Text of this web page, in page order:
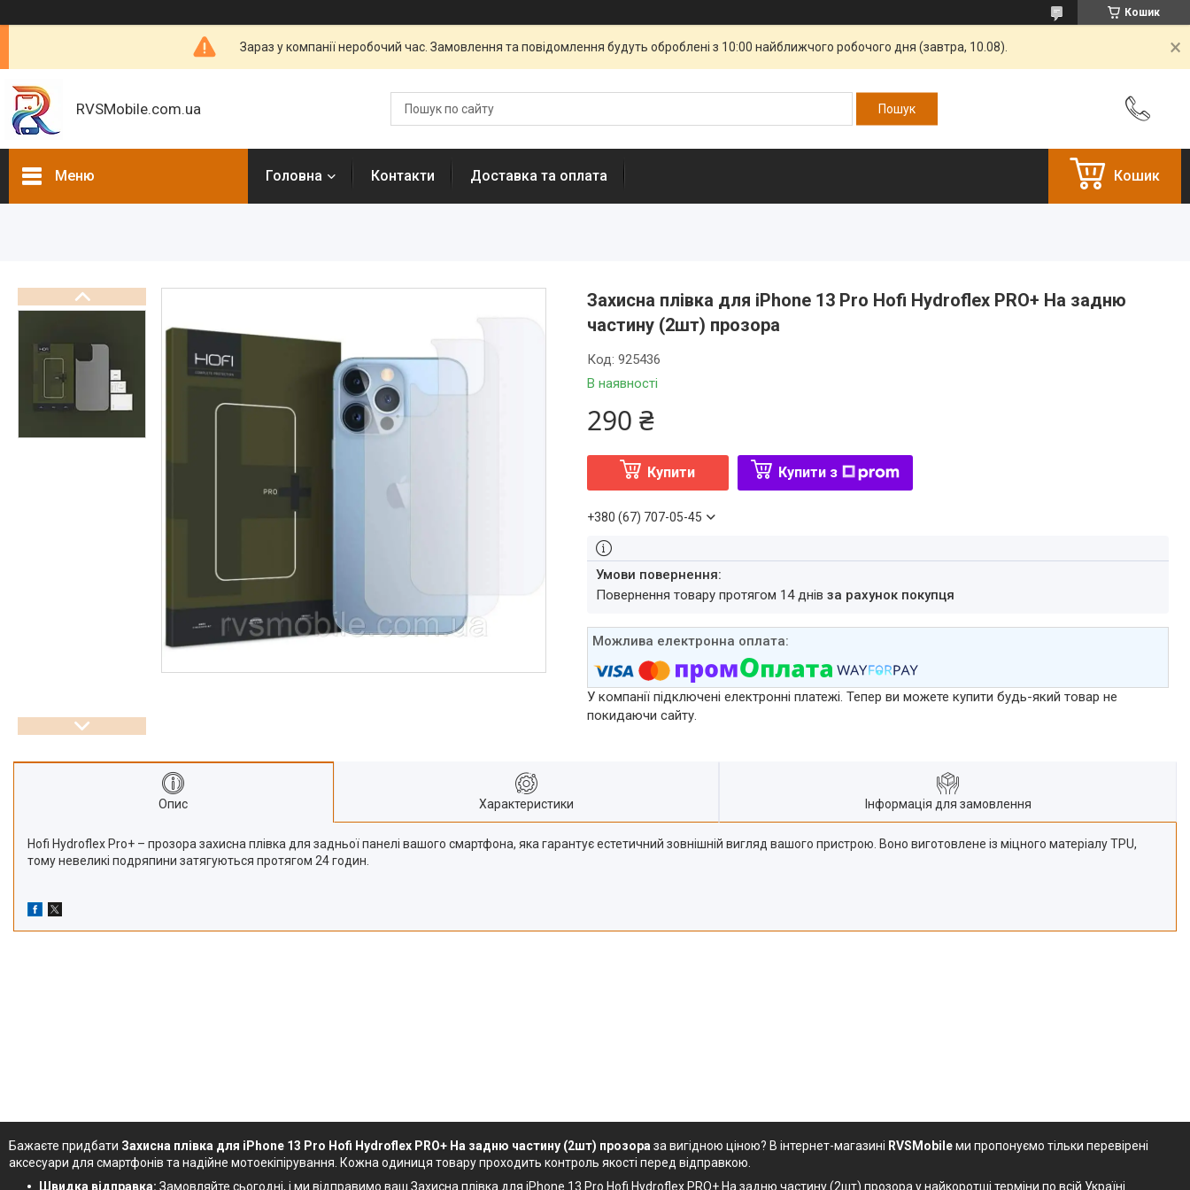
Кошик
Зараз у компанії неробочий час. Замовлення та повідомлення будуть оброблені з 10:00 найближчого робочого дня (завтра, 10.08).
RVSMobile.com.ua
Меню Головна Контакти Доставка та оплата Кошик
Захисна плівка для iPhone 13 Pro Hofi Hydroflex PRO+ На задню
частину (2шт) прозора
В наявності
Код: 925436
290 ₴
Купити Купити з
+380 (67) 707-05-45
повернення товару протягом 14 днів за рахунок покупця
У компанії підключені електронні платежі. Тепер ви можете купити будь-який товар не
покидаючи сайту.
Опис Характеристики Інформація для замовлення
Hofi Hydroflex Pro+ – прозора захисна плівка для задньої панелі вашого смартфона, яка гарантує естетичний зовнішній вигляд вашого пристрою. Воно виготовлене із міцного матеріалу TPU,
тому невеликі подряпини затягуються протягом 24 годин.
Бажаєте придбати Захисна плівка для iPhone 13 Pro Hofi Hydroflex PRO+ На задню частину (2шт) прозора за вигідною ціною? В інтернет-магазині RVSMobileми пропонуємо тільки перевірені
аксесуари для смартфонів та надійне мотоекіпірування. Кожна одиниця товару проходить контроль якості перед відправкою.
Швидка відправка: Замовляйте сьогодні, і ми відправимо ваш Захисна плівка для iPhone 13 Pro Hofi Hydroflex PRO+ На задню частину (2шт) прозора у найкоротші терміни по всій Україні.